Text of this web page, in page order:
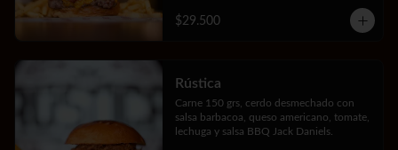
$29.500
Rústica
Carne 150 grs, cerdo desmechado con
salsa barbacoa, queso americano, tomate,
lechuga y salsa BBQ Jack Daniels.